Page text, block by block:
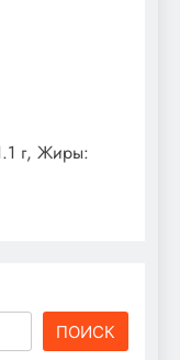
г, Жиры:
ПОИСК